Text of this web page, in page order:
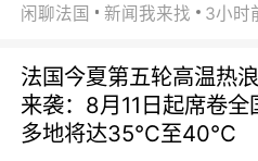
闲聊法国 新闻我来找 3小时
法国今夏第五轮高温热
来袭：8月11日起席卷全
多地将达35℃至40℃